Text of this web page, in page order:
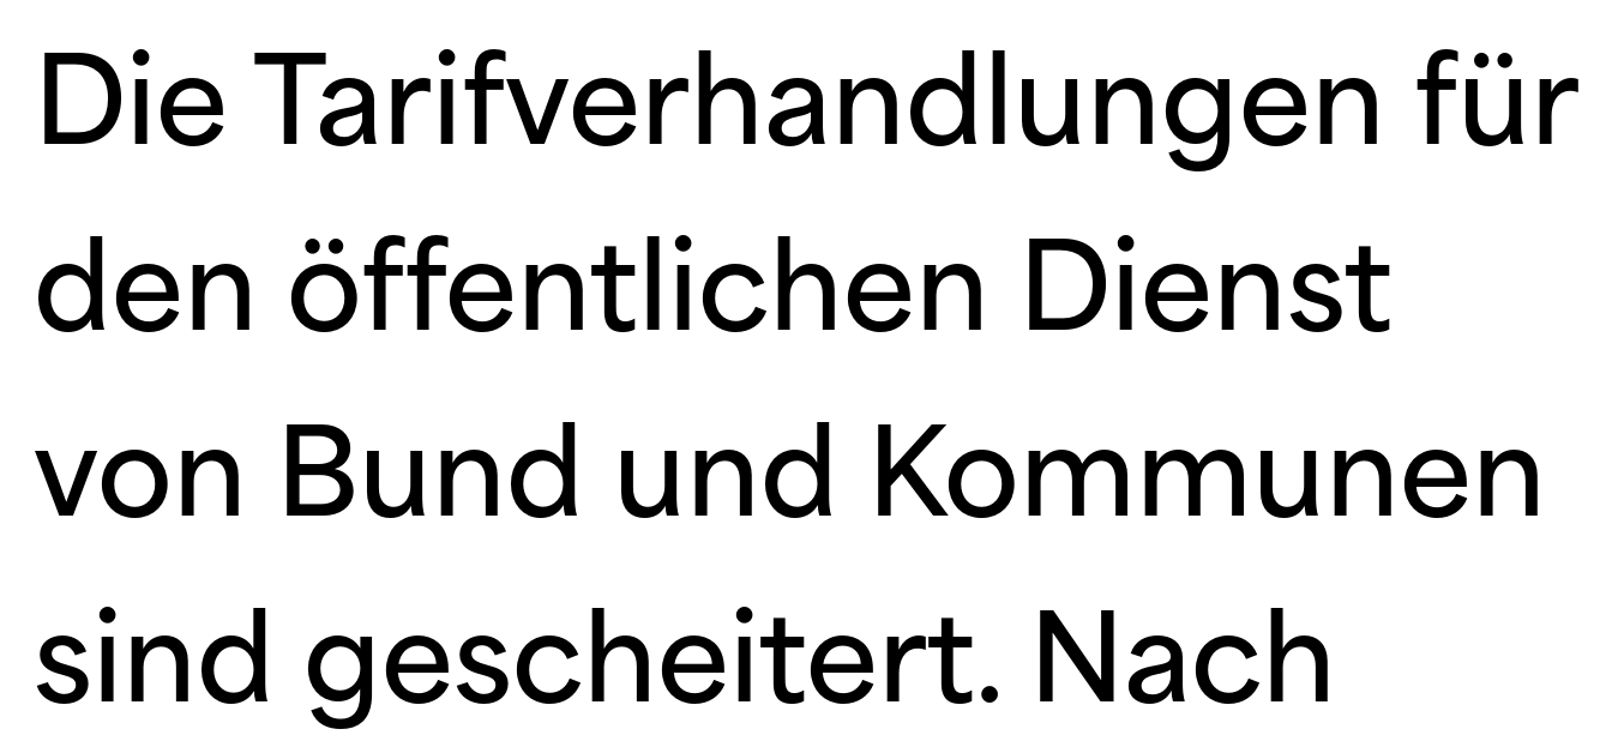
Die Tarifverhandlungen für
den öffentlichen Dienst
von Bund und Kommunen
sind gescheitert. Nach